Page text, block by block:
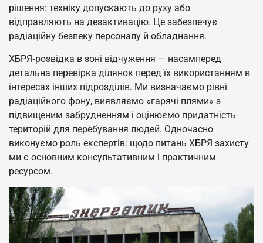
рішення: техніку допускають до руху або
відправляють на дезактивацію. Це забезпечує
радіаційну безпеку персоналу й обладнання.
ХБРЯ‑розвідка в зоні відчуження — насамперед
детальна перевірка ділянок перед їх використанням в
інтересах інших підрозділів. Ми визначаємо рівні
радіаційного фону, виявляємо «гарячі плями» з
підвищеним забрудненням і оцінюємо придатність
територій для перебування людей. Одночасно
виконуємо роль експертів: щодо питань ХБРЯ захисту
ми є основним консультативним і практичним
ресурсом.